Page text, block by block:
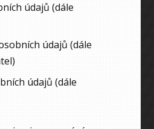
údajů (dále
údajů (dále
údajů (dále